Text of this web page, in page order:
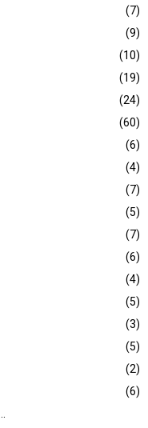
(7)
(9)
(10)
(19)
(24)
(60)
(6)
(4)
(7)
(5)
(7)
(6)
(4)
(5)
(3)
(5)
(2)
(6)